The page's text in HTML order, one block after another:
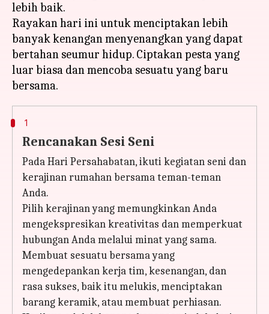
lebih baik.
Rayakan hari ini untuk menciptakan lebih
banyak kenangan menyenangkan yang dapat
bertahan seumur hidup. Ciptakan pesta yang
luar biasa dan mencoba sesuatu yang baru
1
Rencanakan Sesi Seni
Pada Hari Persahabatan, ikuti kegiatan seni dan
kerajinan rumahan bersama teman-teman
Anda.
Pilih kerajinan yang memungkinkan Anda
mengekspresikan kreativitas dan memperkuat
hubungan Anda melalui minat yang sama.
Membuat sesuatu bersama yang
mengedepankan kerja tim, kesenangan, dan
rasa sukses, baik itu melukis, menciptakan
barang keramik, atau membuat perhiasan.